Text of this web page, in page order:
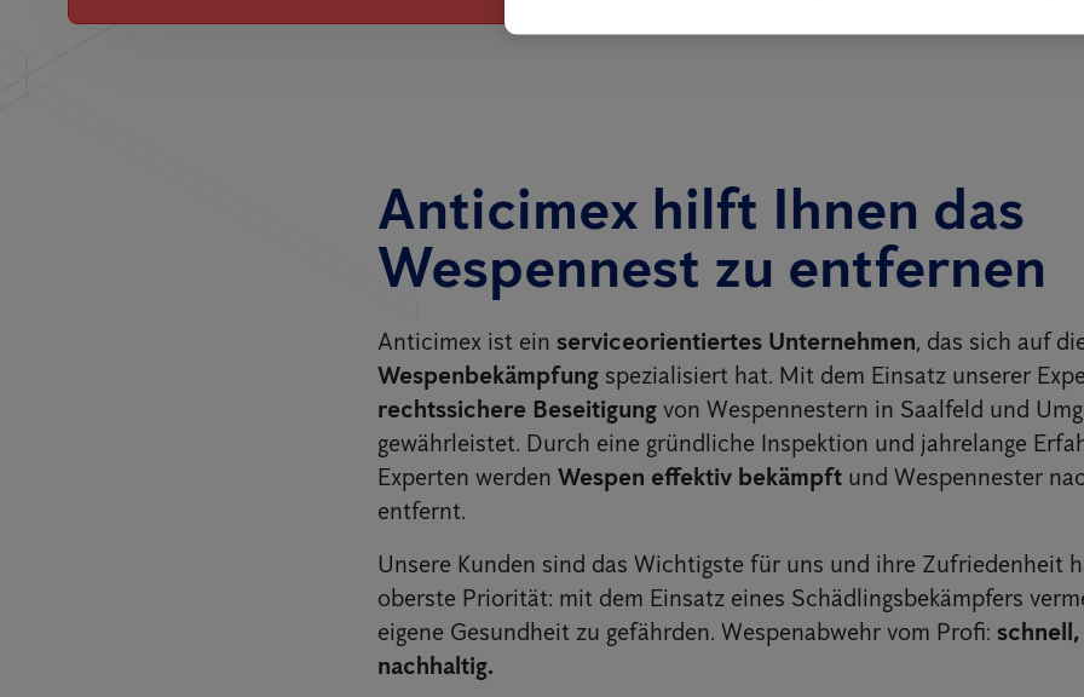
Anticimex hilft Ihnen das
Wespennest zu entfernen
Anticimex ist ein serviceorientiertes Unternehmen, das sich auf
Wespenbekämpfung spezialisiert hat. Mit dem Einsatz unserer
rechtssichere Beseitigung von Wespennestern in Saalfeld und
gewährleistet. Durch eine gründliche Inspektion und jahrelange
Experten werden Wespen effektiv bekämpft und Wespennester
entfernt.
Unsere Kunden sind das Wichtigste für uns und ihre Zufriedenheit
oberste Priorität: mit dem Einsatz eines Schädlingsbekämpfers
eigene Gesundheit zu gefährden. Wespenabwehr vom Profi:
nachhaltig.